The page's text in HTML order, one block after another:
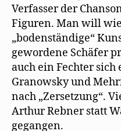
Verfasser der
Figuren. Man will
„bodenständige“
gewordene Schäfer
auch ein Fechter
Granowsky und
nach „Zersetzung“.
Arthur Rebner statt
gegangen.